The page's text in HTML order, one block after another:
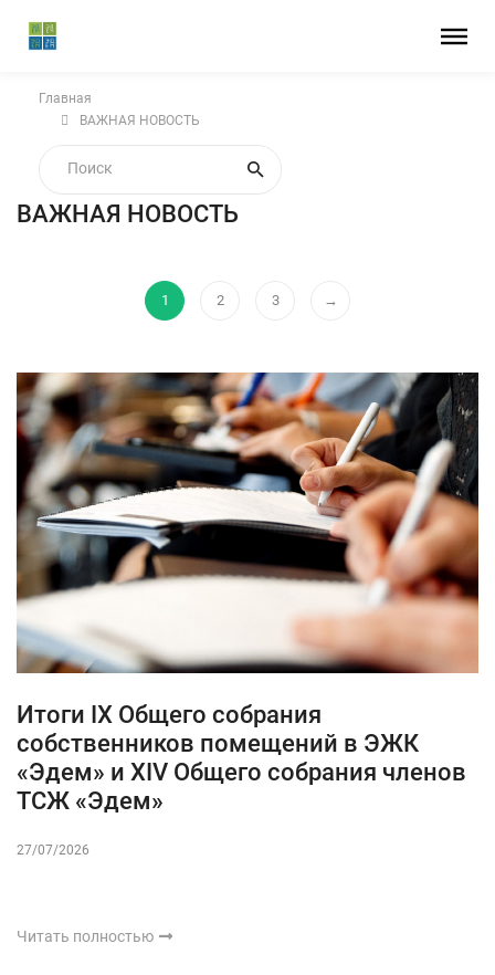
Главная
ВАЖНАЯ НОВОСТЬ
ВАЖНАЯ НОВОСТЬ
1 2 3 →
Итоги IX Общего собрания
собственников помещений в ЭЖК
«Эдем» и XIV Общего собрания членов
ТСЖ «Эдем»
27/07/2026
Читать полностью